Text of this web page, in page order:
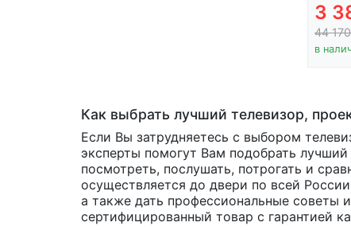
3
44
в
Как выбрать лучший телевизор,
Если Вы затрудняетесь с выбором
эксперты помогут Вам подобрать
посмотреть, послушать, потрогать и
осуществляется до двери по всей
а также дать профессиональные советы
сертифицированный товар с гарантией